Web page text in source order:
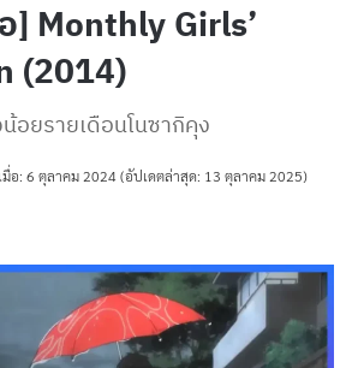
] Monthly Girls’
(2014)
อยรายเดือนโนซากิคุง
มื่อ: 6 ตุลาคม 2024 (อัปเดตล่าสุด: 13 ตุลาคม 2025)